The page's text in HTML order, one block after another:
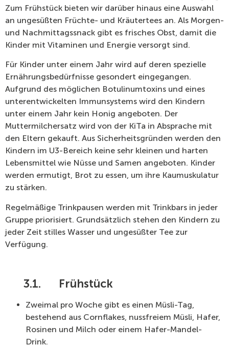
Zum Frühstück bieten wir darüber hinaus eine Auswahl
an ungesüßten Früchte- und Kräutertees an. Als Morgen-
und Nachmittagssnack gibt es frisches Obst, damit die
Kinder mit Vitaminen und Energie versorgt sind.
Für Kinder unter einem Jahr wird auf deren spezielle
Ernährungsbedürfnisse gesondert eingegangen.
Aufgrund des möglichen Botulinumtoxins und eines
unterentwickelten Immunsystems wird den Kindern
unter einem Jahr kein Honig angeboten. Der
Muttermilchersatz wird von der KiTa in Absprache mit
den Eltern gekauft. Aus Sicherheitsgründen werden den
Kindern im U3-Bereich keine sehr kleinen und harten
Lebensmittel wie Nüsse und Samen angeboten. Kinder
werden ermutigt, Brot zu essen, um ihre Kaumuskulatur
zu stärken.
Regelmäßige Trinkpausen werden mit Trinkbars in jeder
Gruppe priorisiert. Grundsätzlich stehen den Kindern zu
jeder Zeit stilles Wasser und ungesüßter Tee zur
Verfügung.
3.1. Frühstück
Zweimal pro Woche gibt es einen Müsli-Tag,
bestehend aus Cornflakes, nussfreiem Müsli, Hafer,
Rosinen und Milch oder einem Hafer-Mandel-
Drink.